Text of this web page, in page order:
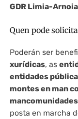
GDR Limia-Arnoia
Quen pode
Poderán ser
xurídicas, as
entidades
montes en man
mancomunidades
posta en marcha